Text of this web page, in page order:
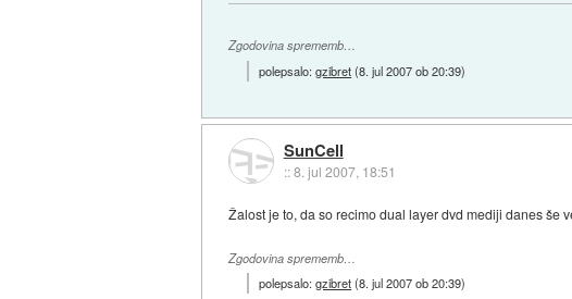
Zgodovina sprememb…
polepsalo:gzibret(8. jul 2007 ob 20:39)
SunCell
::8. jul 2007, 18:51
Žalost je to, da so recimo dual layer dvd mediji danes še
Zgodovina sprememb…
polepsalo:gzibret(8. jul 2007 ob 20:39)